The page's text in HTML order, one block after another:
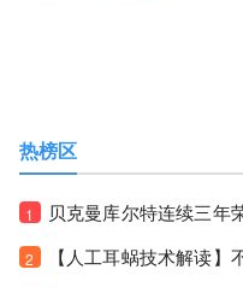
热榜区
1 贝克曼库尔特连续三年
2